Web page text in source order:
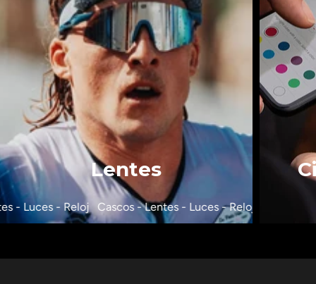
Lentes
- Luces - Reloj Cascos - Lentes - Luces - Reloj